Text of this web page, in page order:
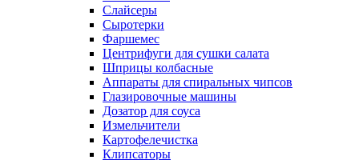
Слайсеры
Сыротерки
Фаршемес
Центрифуги для сушки салата
Шприцы колбасные
Аппараты для спиральных чипсов
Глазировочные машины
Дозатор для соуса
Измельчители
Картофелечистка
Клипсаторы